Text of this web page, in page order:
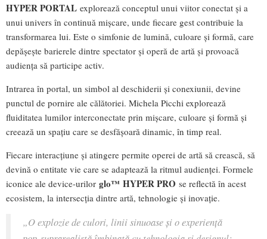
HYPER PORTAL explorează conceptul unui viitor conectat și a
unui univers în continuă mișcare, unde fiecare gest contribuie la
transformarea lui. Este o simfonie de lumină, culoare și formă, care
depășește barierele dintre spectator și operă de artă și provoacă
audiența să participe activ.
Intrarea în portal, un simbol al deschiderii și conexiunii, devine
punctul de pornire ale călătoriei. Michela Picchi explorează
fluiditatea lumilor interconectate prin mișcare, culoare și formă și
creează un spațiu care se desfășoară dinamic, în timp real.
Fiecare interacțiune și atingere permite operei de artă să crească, să
devină o entitate vie care se adaptează la ritmul audienței. Formele
iconice ale device-urilor glo™ HYPER PRO se reflectă în acest
ecosistem, la intersecția dintre artă, tehnologie și inovație.
„O explozie de culori, linii sinuoase și o experiență